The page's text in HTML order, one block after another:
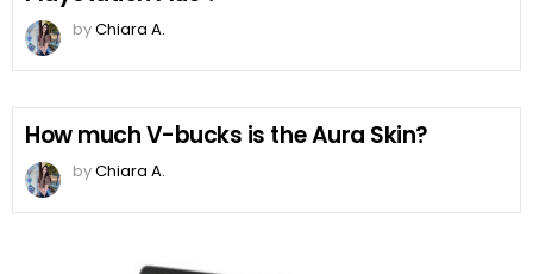
byChiara A.
How much V-bucks is the Aura Skin?
byChiara A.